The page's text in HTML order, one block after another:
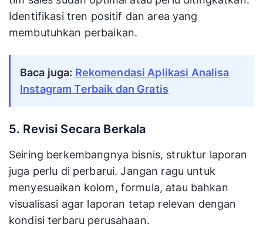
Identifikasi tren positif dan area yang
membutuhkan perbaikan.
Baca juga: Rekomendasi Aplikasi Analisa
Instagram Terbaik dan Gratis
5. Revisi Secara Berkala
Seiring berkembangnya bisnis, struktur laporan
juga perlu di perbarui. Jangan ragu untuk
menyesuaikan kolom, formula, atau bahkan
visualisasi agar laporan tetap relevan dengan
kondisi terbaru perusahaan.